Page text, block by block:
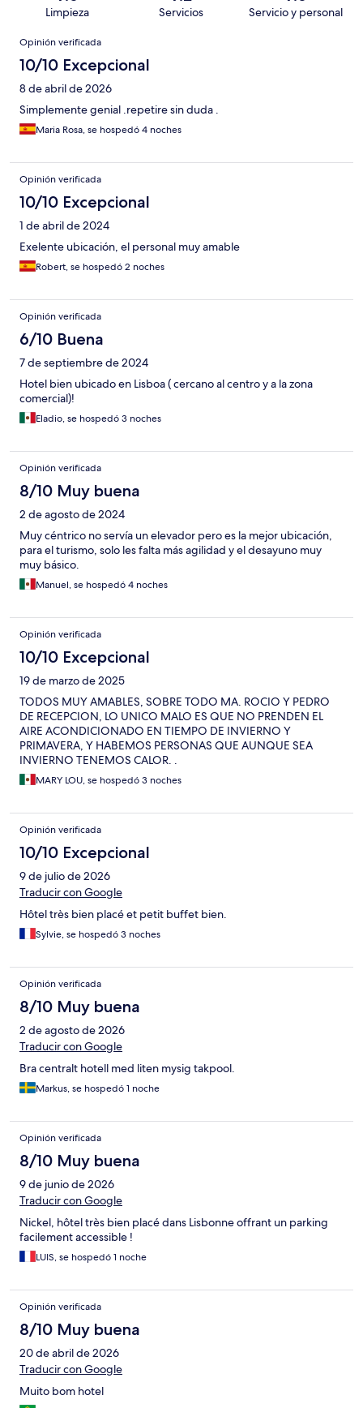
Limpieza Servicios Servicio y personal
Opiniones
Opinión verificada
10/10 Excepcional
8 de abril de 2026
Simplemente genial .repetire sin duda .
Maria Rosa, se hospedó 4 noches
Opinión verificada
10/10 Excepcional
1 de abril de 2024
Exelente ubicación, el personal muy amable
Robert, se hospedó 2 noches
Opinión verificada
6/10 Buena
7 de septiembre de 2024
Hotel bien ubicado en Lisboa ( cercano al centro y a la zona
comercial)!
Eladio, se hospedó 3 noches
Opinión verificada
8/10 Muy buena
2 de agosto de 2024
Muy céntrico no servía un elevador pero es la mejor ubicación,
para el turismo, solo les falta más agilidad y el desayuno muy
muy básico.
Manuel, se hospedó 4 noches
Opinión verificada
10/10 Excepcional
19 de marzo de 2025
TODOS MUY AMABLES, SOBRE TODO MA. ROCIO Y PEDRO
DE RECEPCION, LO UNICO MALO ES QUE NO PRENDEN EL
AIRE ACONDICIONADO EN TIEMPO DE INVIERNO Y
PRIMAVERA, Y HABEMOS PERSONAS QUE AUNQUE SEA
INVIERNO TENEMOS CALOR. .
MARY LOU, se hospedó 3 noches
Opinión verificada
10/10 Excepcional
9 de julio de 2026
Traducir con Google
Hôtel très bien placé et petit buffet bien.
Sylvie, se hospedó 3 noches
Opinión verificada
8/10 Muy buena
2 de agosto de 2026
Traducir con Google
Bra centralt hotell med liten mysig takpool.
Markus, se hospedó 1 noche
Opinión verificada
8/10 Muy buena
9 de junio de 2026
Traducir con Google
Nickel, hôtel très bien placé dans Lisbonne offrant un parking
facilement accessible !
LUIS, se hospedó 1 noche
Opinión verificada
8/10 Muy buena
20 de abril de 2026
Traducir con Google
Muito bom hotel